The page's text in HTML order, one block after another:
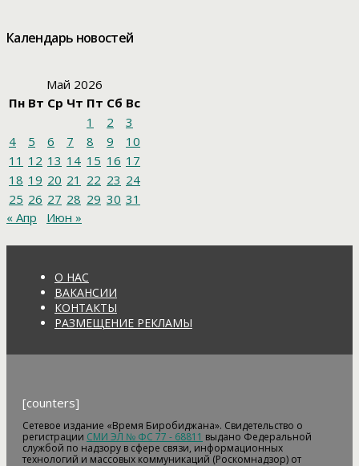
Календарь новостей
Май 2026
Пн Вт Ср Чт Пт Сб Вс
1
2
3
4
5 6 7 8 9
10
11 12 13 14 15 16 17
18 19 20 21 22 23 24
25 26 27 28 29 30 31
« Апр
Июн »
О НАС
ВАКАНСИИ
КОНТАКТЫ
РАЗМЕЩЕНИЕ РЕКЛАМЫ
[counters]
Сетевое издание «Время Биробиджана». Свидетельство о
регистрации СМИ ЭЛ № ФС 77 - 68811 выдано Федеральной
службой по надзору в сфере связи, информационных
технологий и массовых коммуникаций (Роскомнадзор) от